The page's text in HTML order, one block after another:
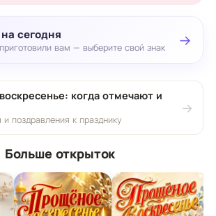
сегодня
вам — выберите свой знак →
когда отмечают и
и поздравления к празднику
→
Больше открыток